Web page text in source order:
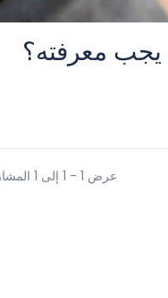
يجب معرفته؟
عرض 1 - 1 إلى 1 المشاركات